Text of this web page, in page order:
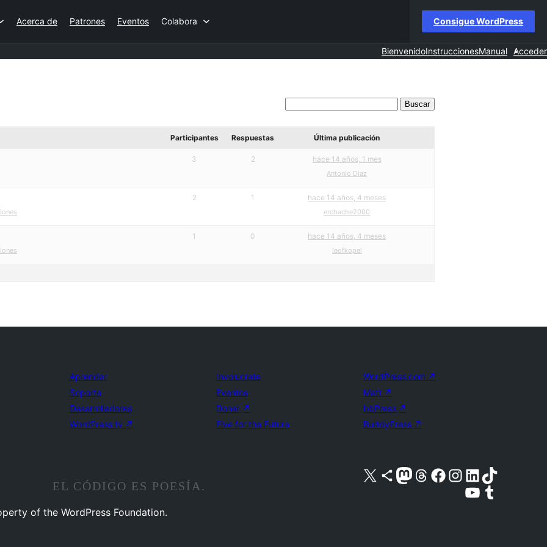
Acerca de Patrones Eventos Colabora Consigue WordPress
BienvenidoInstruccionesManual Acceder
Participantes Respuestas Última publicación
3 2 hace 14 años, 1 mes
Antonio Diaz
2 1 hace 14 años, 4 meses
erchache2000
1 0 hace 14 años, 4 meses
leofkopel
Aprender
Soporte
Desarrolladores
WordPress.tv ↗
Involúcrate
Eventos
Donar ↗
Five for the Future
WordPress.com ↗
Matt ↗
bbPress ↗
BuddyPress ↗
Visita nuestra cuenta de X (anteriormente Twitter)
Visita nuestra cuenta de Bluesky
Visita nuestra cuenta de Mastodon
Visita nuestra cuenta de Threads
Visita nuestra página de Facebook
Visita nuestra cuenta de Instagram
Visita nuestra cuenta de LinkedIn
Visita nuestra cuenta de TikTok
Visita nuestro canal de YouTube
Visita nuestra cuenta de Tumblr
EL CÓDIGO ES POESÍA.
of the WordPress Foundation.